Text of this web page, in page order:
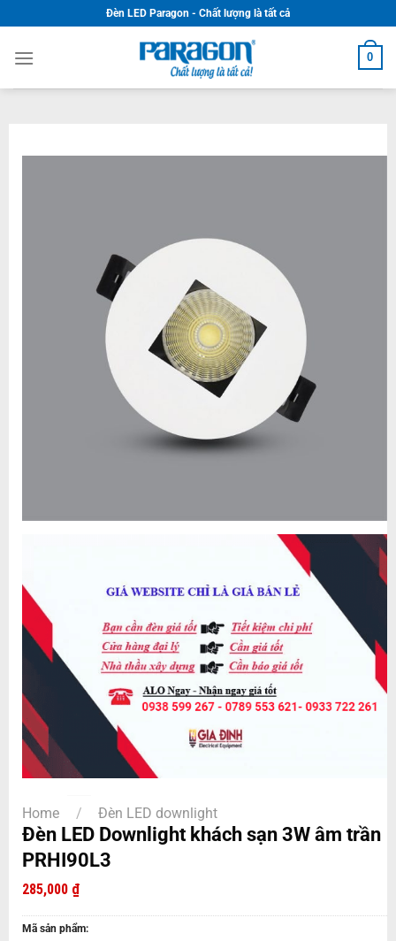
to
content
Đèn LED Paragon - Chất lượng là tất cả
0
Home / Đèn LED downlight
Đèn LED Downlight khách sạn 3W âm trần
PRHI90L3
285,000 ₫
Mã sản phẩm: